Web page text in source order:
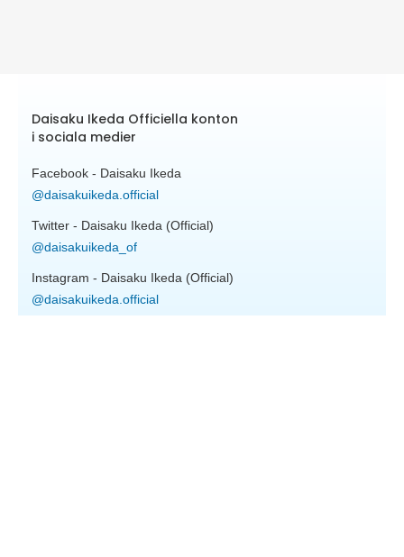
Daisaku Ikeda Officiella konton
i sociala medier
Facebook - Daisaku Ikeda
@daisakuikeda.official
Twitter - Daisaku Ikeda (Official)
@daisakuikeda_of
Instagram - Daisaku Ikeda (Official)
@daisakuikeda.official